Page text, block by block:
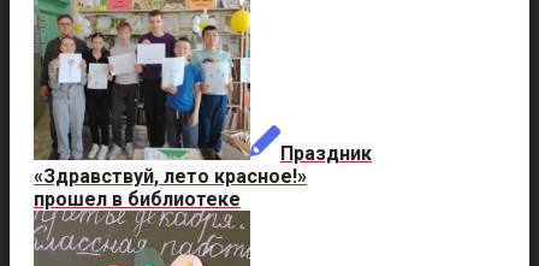
Праздник
«Здравствуй, лето красное!»
прошел в библиотеке